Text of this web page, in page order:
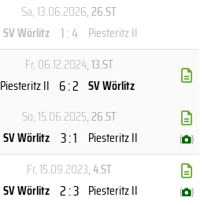
Sa, 13.06.2026, 26.ST
SV Wörlitz 1 : 4 Piesteritz II
Fr, 06.12.2024, 13.ST
Piesteritz II 6 : 2 SV Wörlitz
So, 15.06.2025, 26.ST
SV Wörlitz 3 : 1 Piesteritz II ( )
Fr, 15.09.2023, 4.ST
SV Wörlitz 2 : 3 Piesteritz II ( )